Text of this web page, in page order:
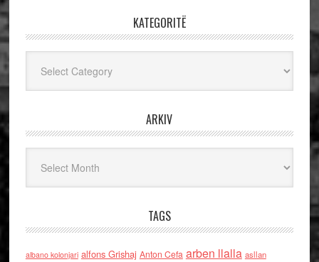
KATEGORITË
ARKIV
TAGS
albano kolonjari alfons Grishaj Anton Cefa arben llalla asllan